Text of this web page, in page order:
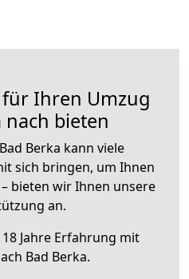
Ihren Umzug
nach bieten
Berka kann viele
sich bringen, um Ihnen
bieten wir Ihnen unsere
an.
Jahre Erfahrung mit
Bad Berka.